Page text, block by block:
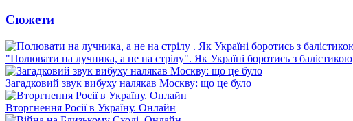
Сюжети
"Полювати на лучника, а не на стрілу". Як Україні боротись з балістикою
Загадковий звук вибуху налякав Москву: що це було
Вторгнення Росії в Україну. Онлайн